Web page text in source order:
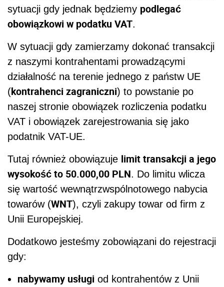
sytuacji gdy jednak będziemy podlegać
obowiązkowi w podatku VAT.
W sytuacji gdy zamierzamy dokonać transakcji
z naszymi kontrahentami prowadzącymi
działalność na terenie jednego z państw UE
(kontrahenci zagraniczni) to powstanie po
naszej stronie obowiązek rozliczenia podatku
VAT i obowiązek zarejestrowania się jako
podatnik VAT-UE.
Tutaj również obowiązuje limit transakcji a jego
wysokość to 50.000,00 PLN. Do limitu wlicza
się wartość wewnątrzwspólnotowego nabycia
towarów (WNT), czyli zakupy towar od firm z
Unii Europejskiej.
Dodatkowo jesteśmy zobowiązani do rejestracji
gdy:
nabywamy usługi od kontrahentów z Unii